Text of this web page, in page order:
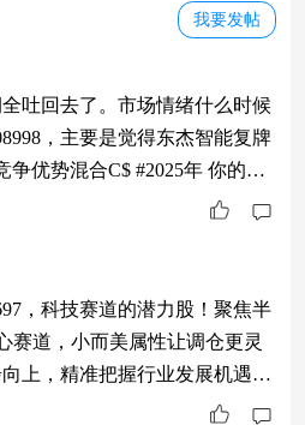
我要发帖
吐回去了。市场情绪什么时候
，主要是觉得东杰智能复牌
争优势混合C$ #2025年 你的投
，科技赛道的潜力股！聚焦半
赛道，小而美属性让调仓更灵
上，精准把握行业发展机遇，
抓紧～$同泰数字经济股票C$